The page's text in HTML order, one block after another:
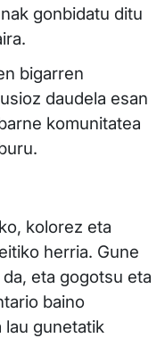
gonbidatu ditu
bigarren
daudela esan
komunitatea
kolorez eta
herria. Gune
eta gogotsu eta
baino
lau gunetatik